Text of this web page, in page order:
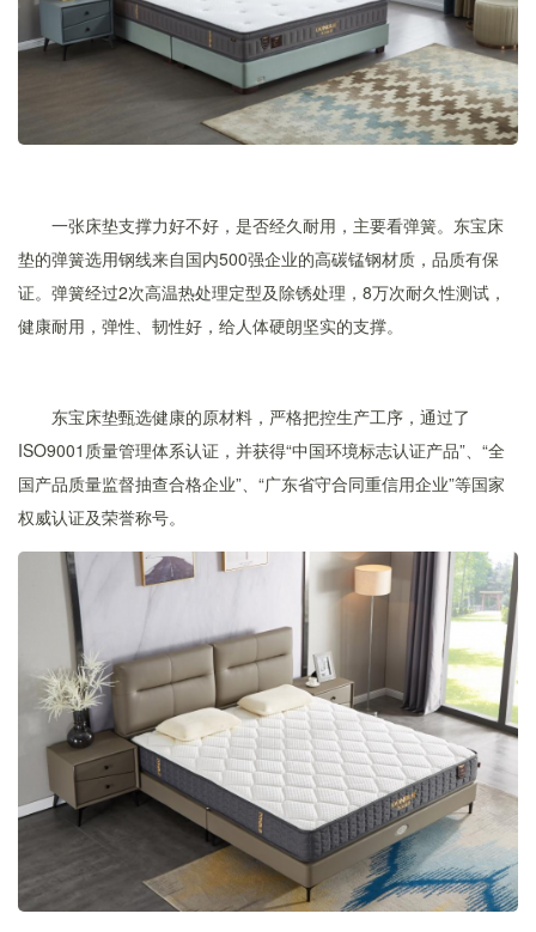
一张床垫支撑力好不好，是否经久耐用，主要看弹簧。东宝床
垫的弹簧选用钢线来自国内500强企业的高碳锰钢材质，品质有保
证。弹簧经过2次高温热处理定型及除锈处理，8万次耐久性测试，
健康耐用，弹性、韧性好，给人体硬朗坚实的支撑。
东宝床垫甄选健康的原材料，严格把控生产工序，通过了
ISO9001质量管理体系认证，并获得“中国环境标志认证产品”、“全
国产品质量监督抽查合格企业”、“广东省守合同重信用企业”等国家
权威认证及荣誉称号。